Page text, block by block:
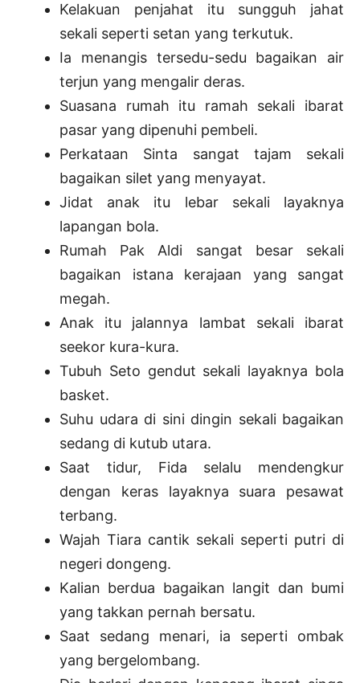
Kelakuan penjahat itu sungguh jahat
sekali seperti setan yang terkutuk.
Ia menangis tersedu-sedu bagaikan air
terjun yang mengalir deras.
Suasana rumah itu ramah sekali ibarat
pasar yang dipenuhi pembeli.
Perkataan Sinta sangat tajam sekali
bagaikan silet yang menyayat.
Jidat anak itu lebar sekali layaknya
lapangan bola.
Rumah Pak Aldi sangat besar sekali
bagaikan istana kerajaan yang sangat
megah.
Anak itu jalannya lambat sekali ibarat
seekor kura-kura.
Tubuh Seto gendut sekali layaknya bola
basket.
Suhu udara di sini dingin sekali bagaikan
sedang di kutub utara.
Saat tidur, Fida selalu mendengkur
dengan keras layaknya suara pesawat
terbang.
Wajah Tiara cantik sekali seperti putri di
negeri dongeng.
Kalian berdua bagaikan langit dan bumi
yang takkan pernah bersatu.
Saat sedang menari, ia seperti ombak
yang bergelombang.